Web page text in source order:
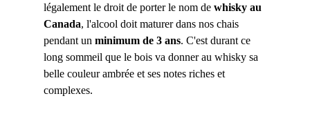
légalement le droit de porter le nom de whisky au
Canada, l'alcool doit maturer dans nos chais
pendant un minimum de 3 ans. C'est durant ce
long sommeil que le bois va donner au whisky sa
belle couleur ambrée et ses notes riches et
complexes.